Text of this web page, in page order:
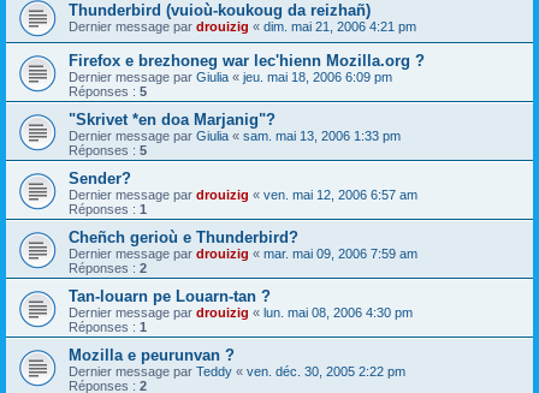
Thunderbird (vuioù-koukoug da reizhañ)
Dernier message par drouizig « dim. mai 21, 2006 4:21 pm
Firefox e brezhoneg war lec'hienn Mozilla.org ?
Dernier message par Giulia « jeu. mai 18, 2006 6:09 pm
Réponses : 5
"Skrivet *en doa Marjanig"?
Dernier message par Giulia « sam. mai 13, 2006 1:33 pm
Réponses : 5
Sender?
Dernier message par drouizig « ven. mai 12, 2006 6:57 am
Réponses : 1
Cheñch gerioù e Thunderbird?
Dernier message par drouizig « mar. mai 09, 2006 7:59 am
Réponses : 2
Tan-louarn pe Louarn-tan ?
Dernier message par drouizig « lun. mai 08, 2006 4:30 pm
Réponses : 1
Mozilla e peurunvan ?
Dernier message par Teddy « ven. déc. 30, 2005 2:22 pm
Réponses : 2